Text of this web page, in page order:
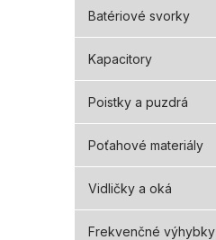
Batériové svorky
Kapacitory
Poistky a puzdrá
Poťahové materiály
Vidličky a oká
Frekvenčné výhybky